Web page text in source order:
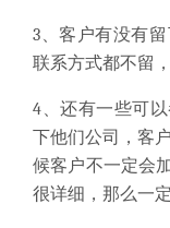
3、客户有没有
联系方式都不留，
4、还有一些可
下他们公司，客
候客户不一定会
很详细，那么一